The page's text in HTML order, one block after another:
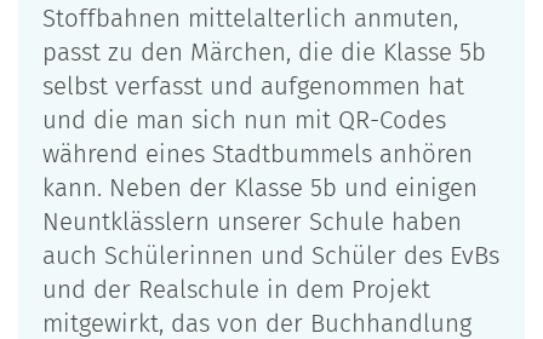
Stoffbahnen mittelalterlich anmuten,
passt zu den Märchen, die die Klasse 5b
selbst verfasst und aufgenommen hat
und die man sich nun mit QR-Codes
während eines Stadtbummels anhören
kann. Neben der Klasse 5b und einigen
Neuntklässlern unserer Schule haben
auch Schülerinnen und Schüler des EvBs
und der Realschule in dem Projekt
mitgewirkt, das von der Buchhandlung